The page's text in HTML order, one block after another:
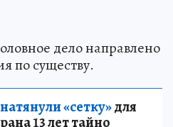
дело направлено
по существу.
«сетку»для
13 лет тайно